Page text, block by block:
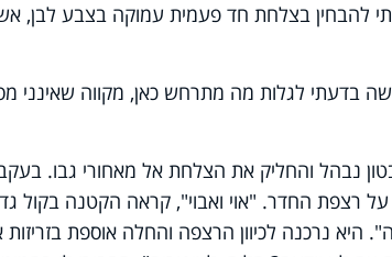
להבחין בצלחת חד פעמית עמוקה בצבע לבן,
בדעתי לגלות מה מתרחש כאן, מקווה שאינני
נבהל והחליק את הצלחת אל מאחורי גבו.
רצפת החדר. "אוי ואבוי", קראה הקטנה בקול
נרכנה לכיוון הרצפה והחלה אוספת בזריזות